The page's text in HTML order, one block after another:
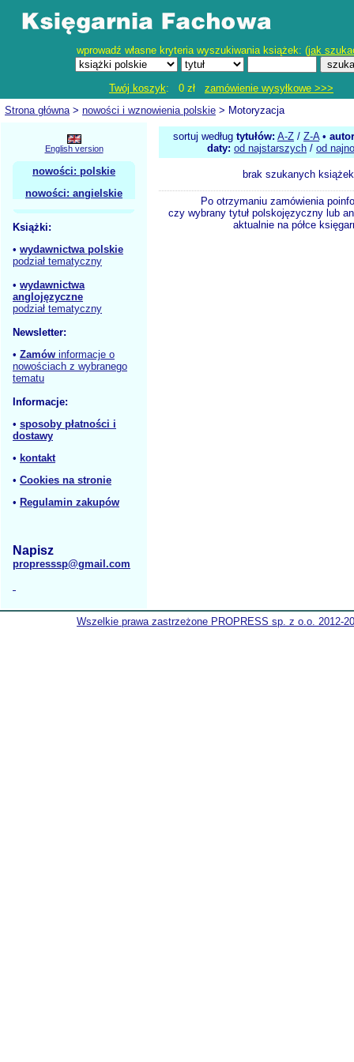
wprowadź własne kryteria wyszukiwania książek: (jak
Twój koszyk: 0 zł zamówienie wysyłkowe >>>
Strona główna> nowości i wznowienia polskie > Motoryzacja
English version
nowości: polskie
nowości: angielskie
Książki:
• wydawnictwa polskie
podział tematyczny
• wydawnictwa
anglojęzyczne
podział tematyczny
Newsletter:
• Zamów informacje o
nowościach z wybranego
tematu
Informacje:
• sposoby płatności i
dostawy
• kontakt
• Cookies na stronie
• Regulamin zakupów
Napisz
propresssp@gmail.com
sortuj według tytułów: A-Z / Z-A•
daty: od najstarszych / od
brak szukanych książek
Po otrzymaniu zamówienia
czy wybrany tytuł polskojęzyczny lub
aktualnie na półce
Wszelkie prawa zastrzeżone PROPRESS sp. z o.o. 2012-